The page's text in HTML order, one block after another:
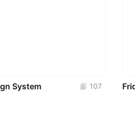
System 107